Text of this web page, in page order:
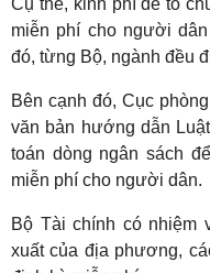
miễn phí cho người
đó, từng Bộ, ngành đều
Bên cạnh đó, Cục
văn bản hướng dẫn
toán dòng ngân sách
miễn phí cho người dân.
Bộ Tài chính có nhiệm
xuất của địa phương,